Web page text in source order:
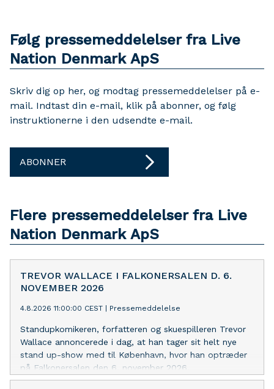
Følg pressemeddelelser fra Live
Nation Denmark ApS
Skriv dig op her, og modtag pressemeddelelser på e-
mail. Indtast din e-mail, klik på abonner, og følg
instruktionerne i den udsendte e-mail.
ABONNER
Flere pressemeddelelser fra Live
Nation Denmark ApS
TREVOR WALLACE I FALKONERSALEN D. 6.
NOVEMBER 2026
4.8.2026 11:00:00 CEST | Pressemeddelelse
Standupkomikeren, forfatteren og skuespilleren Trevor
Wallace annoncerede i dag, at han tager sit helt nye
stand up-show med til København, hvor han optræder
på Falkonersalen den 6. november 2026,